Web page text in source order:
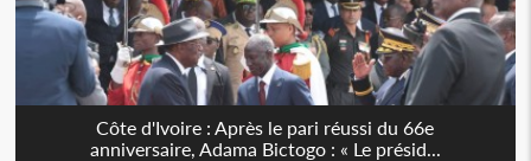
Côte d'Ivoire : Après le pari réussi du 66e
anniversaire, Adama Bictogo : « Le présid...